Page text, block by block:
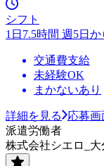
シフト
1日7.5時間 週5日
交通費支給
未経験OK
まかないあり
詳細を見る
応募画
派遣労働者
株式会社シエロ_